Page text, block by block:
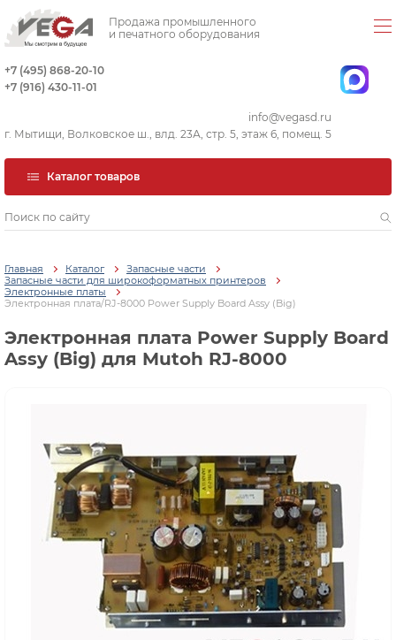
Продажа промышленного
и печатного оборудования
+7 (495) 868-20-10
+7 (916) 430-11-01
info@vegasd.ru
г. Мытищи, Волковское ш., влд. 23А, стр. 5, этаж 6, помещ. 5
Каталог товаров
Главная Каталог
Запасные части
Запасные части для широкоформатных принтеров
Электронные платы
Электронная плата/RJ-8000 Power Supply Board Assy (Big)
Электронная плата Power Supply Board
Assy (Big) для Mutoh RJ-8000